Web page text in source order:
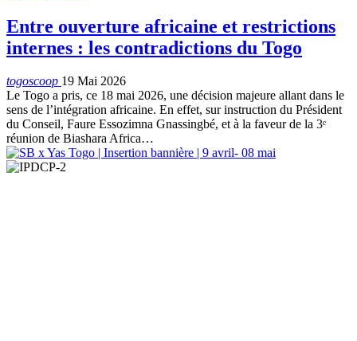
Entre ouverture africaine et restrictions
internes : les contradictions du Togo
togoscoop 19 Mai 2026
Le Togo a pris, ce 18 mai 2026, une décision majeure allant dans le
sens de l’intégration africaine. En effet, sur instruction du Président
du Conseil, Faure Essozimna Gnassingbé, et à la faveur de la 3ᵉ
réunion de Biashara Africa…